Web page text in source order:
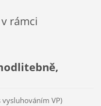
rámci
VP)